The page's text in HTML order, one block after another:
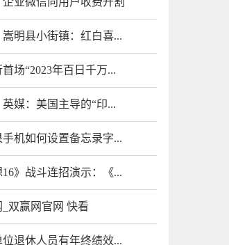
明县小街镇：红白喜...
场“2023年百日千万...
英媒：美国主导的“印...
机如何设置备忘录字...
16》战斗连招演示：《...
双赢网官网 快看
退休人员有年终绩效...